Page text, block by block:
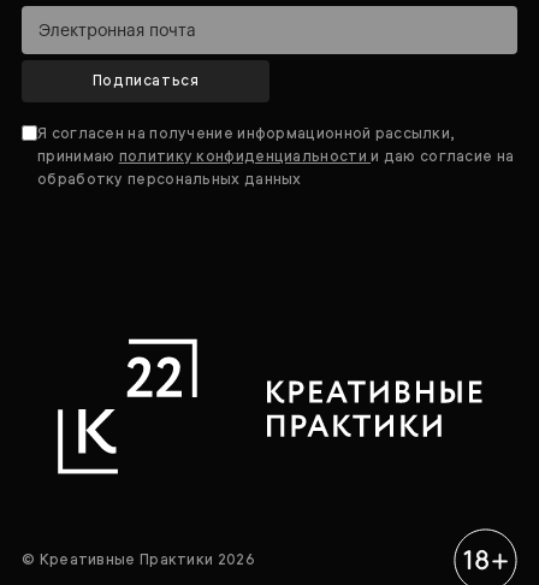
Подписаться
Я согласен на получение информационной рассылки,
принимаю политику конфиденциальностии даю согласие на
обработку персональных данных
© Креативные Практики 2026